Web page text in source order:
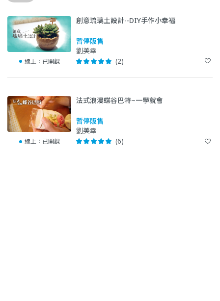
線上： 已開課
創意琉璃土設計--DIY手作小幸福
暫停販售
劉美幸
(2)
線上： 已開課
法式浪漫蝶谷巴特~一學就會
暫停販售
劉美幸
(6)